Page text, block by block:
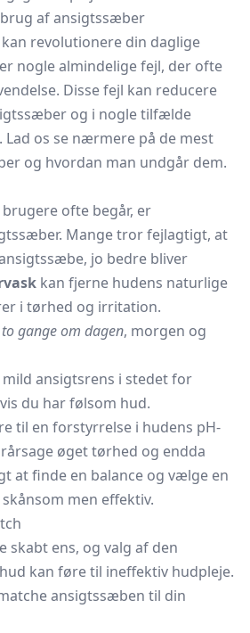
af ansigtssæber
revolutionere din daglige
nogle almindelige fejl, der ofte
Disse fejl kan reducere
og i nogle tilfælde
Lad os se nærmere på de mest
og hvordan man undgår dem.
ofte begår, er
Mange tror fejlagtigt, at
jo bedre bliver
kan fjerne hudens naturlige
i tørhed og irritation.
gange om dagen, morgen og
ansigtsrens i stedet for
du har følsom hud.
til en forstyrrelse i hudens pH-
øget tørhed og endda
at finde en balance og vælge en
men effektiv.
skabt ens, og valg af den
kan føre til ineffektiv hudpleje.
ansigtssæben til din